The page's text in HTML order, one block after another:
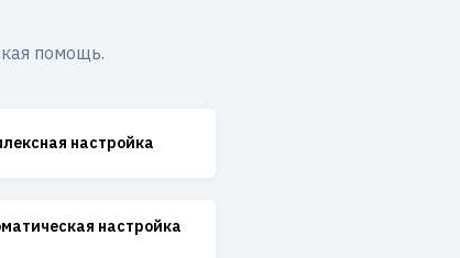
помощь.
настройка
настройка